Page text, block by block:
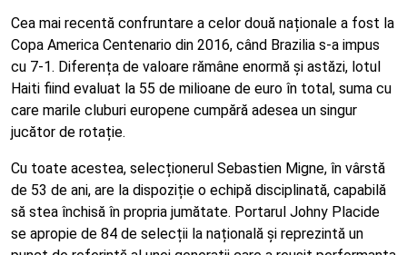
Cea mai recentă confruntare a celor două naționale a fost la
Copa America Centenario din 2016, când Brazilia s-a impus
cu 7-1. Diferența de valoare rămâne enormă și astăzi, lotul
Haiti fiind evaluat la 55 de milioane de euro în total, suma cu
care marile cluburi europene cumpără adesea un singur
jucător de rotație.
Cu toate acestea, selecționerul Sebastien Migne, în vârstă
de 53 de ani, are la dispoziție o echipă disciplinată, capabilă
să stea închisă în propria jumătate. Portarul Johny Placide
se apropie de 84 de selecții la națională și reprezintă un